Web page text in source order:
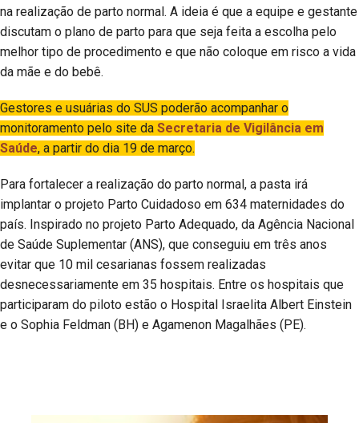
na realização de parto normal. A ideia é que a equipe e gestante
discutam o plano de parto para que seja feita a escolha pelo
melhor tipo de procedimento e que não coloque em risco a vida
da mãe e do bebê.
Gestores e usuárias do SUS poderão acompanhar o
monitoramento pelo site da Secretaria de Vigilância em
Saúde, a partir do dia 19 de março.
Para fortalecer a realização do parto normal, a pasta irá
implantar o projeto Parto Cuidadoso em 634 maternidades do
país. Inspirado no projeto Parto Adequado, da Agência Nacional
de Saúde Suplementar (ANS), que conseguiu em três anos
evitar que 10 mil cesarianas fossem realizadas
desnecessariamente em 35 hospitais. Entre os hospitais que
participaram do piloto estão o Hospital Israelita Albert Einstein
e o Sophia Feldman (BH) e Agamenon Magalhães (PE).